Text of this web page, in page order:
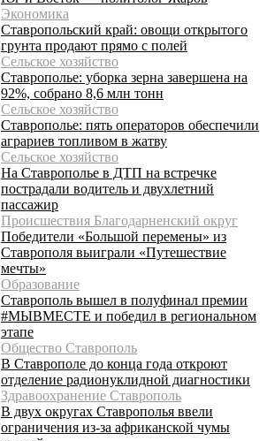
Экономика
Ставропольский край: овощи открытого
грунта продают прямо с полей
Сельское хозяйство
Ставрополье: уборка зерна завершена на
92%, собрано 8,6 млн тонн
Сельское хозяйство
Ставрополье: пять операторов обеспечили
аграриев топливом в жатву
Сельское хозяйство
На Ставрополье в ДТП на встречке
пострадали водитель и двухлетний
пассажир
Происшествия Благодарненский округ
Победители «Большой перемены» из
Ставрополя выиграли «Путешествие
мечты»
Образование
Ставрополь вышел в полуфинал премии
#МЫВМЕСТЕ и победил в региональном
этапе
Общество Ставрополь
В Ставрополе до конца года откроют
отделение радионуклидной диагностики
Здравоохранение Ставрополь
В двух округах Ставрополья ввели
ограничения из-за африканской чумы